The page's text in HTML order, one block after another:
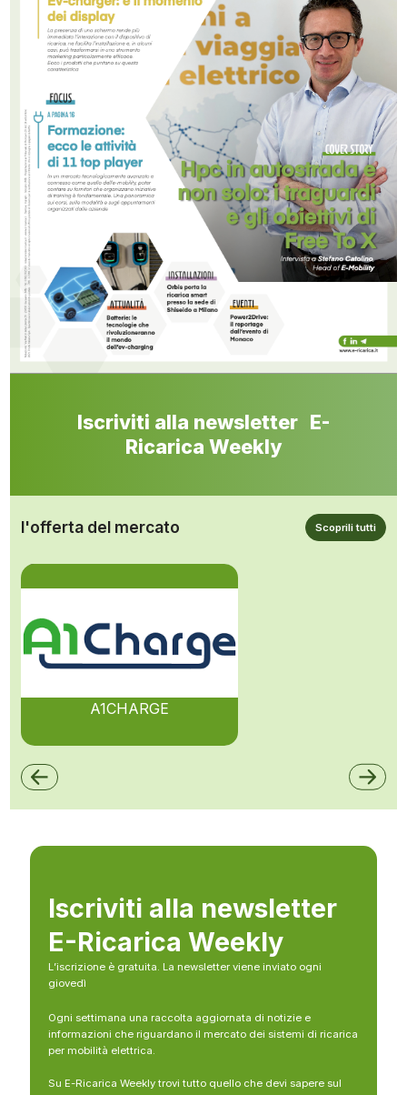
Iscriviti alla newsletter E-
Ricarica Weekly
l'offerta del mercato Scoprili tutti
A1CHARGE
Iscriviti alla newsletter
E-Ricarica Weekly
L’iscrizione è gratuita. La newsletter viene inviato ogni
giovedì
Ogni settimana una raccolta aggiornata di notizie e
informazioni che riguardano il mercato dei sistemi di ricarica
per mobilità elettrica.
Su E-Ricarica Weekly trovi tutto quello che devi sapere sul